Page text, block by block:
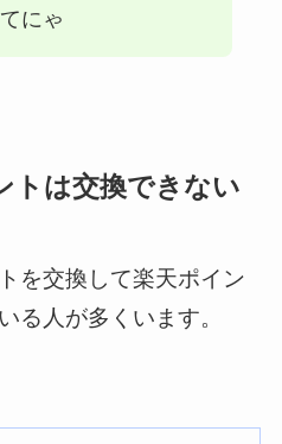
にゃ
トは交換できない
を交換して楽天ポイン
る人が多くいます。